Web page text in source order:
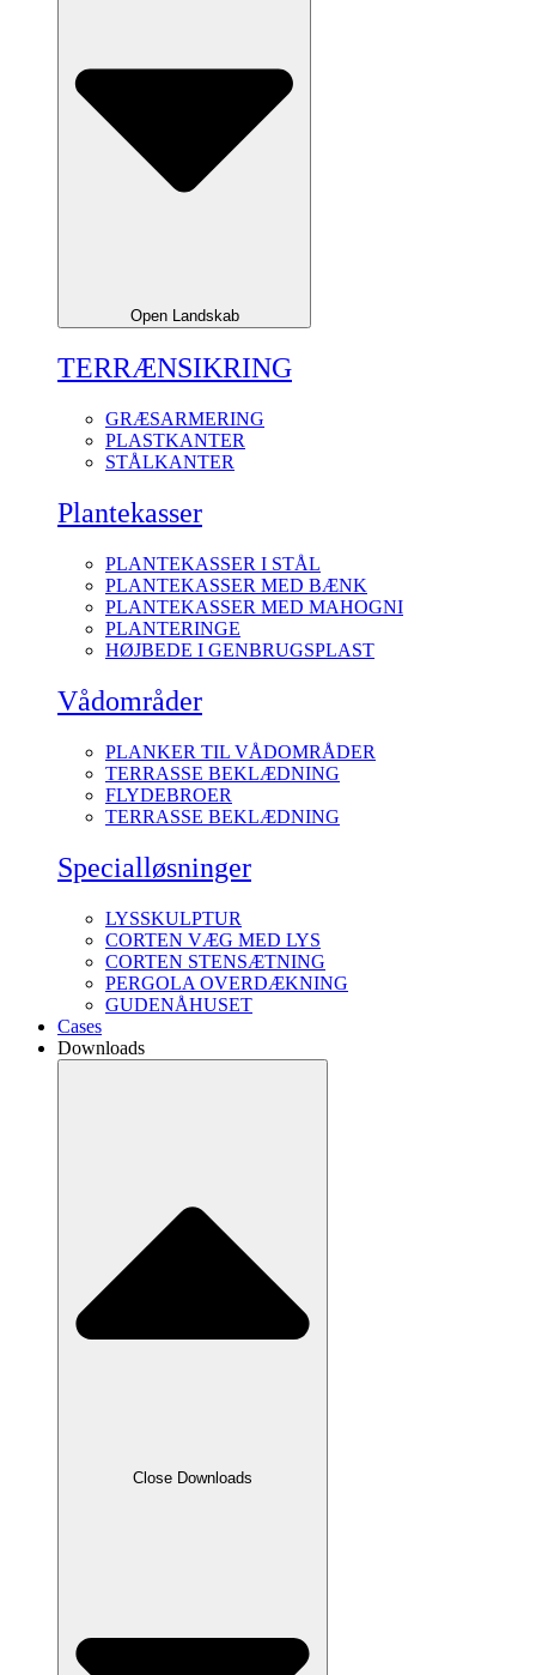
Open Landskab
TERRÆNSIKRING
GRÆSARMERING
PLASTKANTER
STÅLKANTER
Plantekasser
PLANTEKASSER I STÅL
PLANTEKASSER MED BÆNK
PLANTEKASSER MED MAHOGNI
PLANTERINGE
HØJBEDE I GENBRUGSPLAST
Vådområder
PLANKER TIL VÅDOMRÅDER
TERRASSE BEKLÆDNING
FLYDEBROER
TERRASSE BEKLÆDNING
Specialløsninger
LYSSKULPTUR
CORTEN VÆG MED LYS
CORTEN STENSÆTNING
PERGOLA OVERDÆKNING
GUDENÅHUSET
Cases
Downloads
Close Downloads